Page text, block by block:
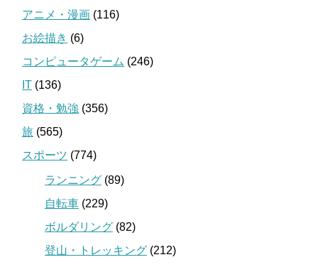
アニメ・漫画 (116)
お絵描き (6)
コンピュータゲーム (246)
IT (136)
資格・勉強 (356)
旅 (565)
スポーツ (774)
ランニング (89)
自転車 (229)
ボルダリング (82)
登山・トレッキング (212)